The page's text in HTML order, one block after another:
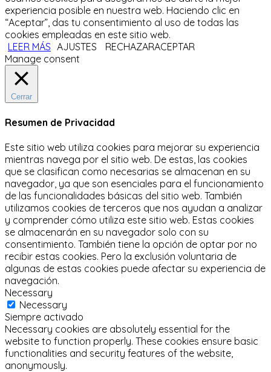
experiencia posible en nuestra web. Haciendo clic en
“Aceptar”, das tu consentimiento al uso de todas las
cookies empleadas en este sitio web.
LEER MÁS AJUSTES RECHAZARACEPTAR
Manage consent
Cerrar
Resumen de Privacidad
Este sitio web utiliza cookies para mejorar su experiencia
mientras navega por el sitio web. De estas, las cookies
que se clasifican como necesarias se almacenan en su
navegador, ya que son esenciales para el funcionamiento
de las funcionalidades básicas del sitio web. También
utilizamos cookies de terceros que nos ayudan a analizar
y comprender cómo utiliza este sitio web. Estas cookies
se almacenarán en su navegador solo con su
consentimiento. También tiene la opción de optar por no
recibir estas cookies. Pero la exclusión voluntaria de
algunas de estas cookies puede afectar su experiencia de
navegación.
Necessary
Necessary
Siempre activado
Necessary cookies are absolutely essential for the
website to function properly. These cookies ensure basic
functionalities and security features of the website,
anonymously.